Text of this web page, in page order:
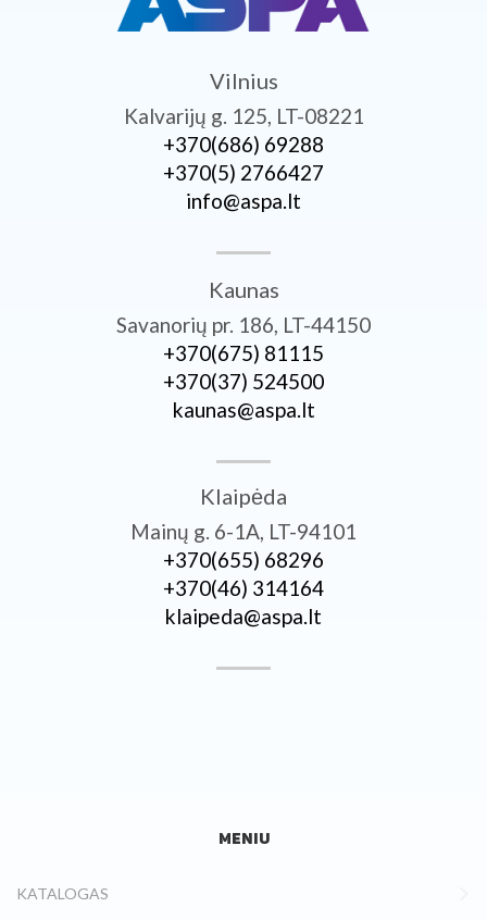
Vilnius
Kalvarijų g. 125, LT-08221
+370­(686) 69288
+370­(5) 2766427
info@aspa.lt
Kaunas
Savanorių pr. 186, LT-44150
+370­(675) 81115
+370­(37) 524500
kaunas@aspa.lt
Klaipėda
Mainų g. 6-1A, LT-94101
+370­(655) 68296
+370­(46) 314164
klaipeda@aspa.lt
MENIU
KATALOGAS